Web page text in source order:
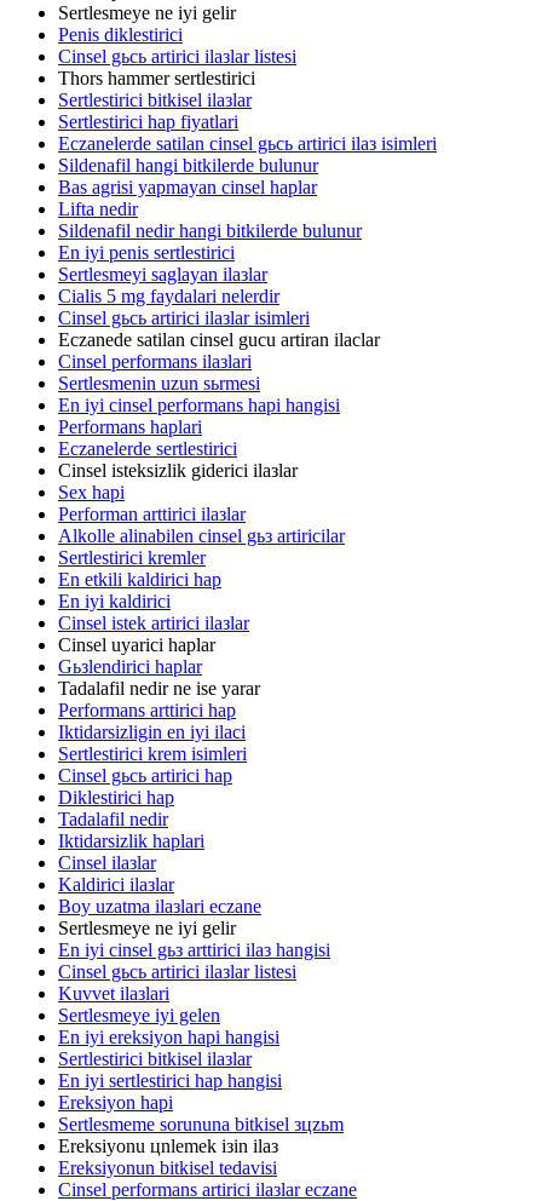
Sertlesmeye ne iyi gelir
Penis diklestirici
Cinsel gьcь artirici ilaзlar listesi
Thors hammer sertlestirici
Sertlestirici bitkisel ilaзlar
Sertlestirici hap fiyatlari
Eczanelerde satilan cinsel gьcь artirici ilaз isimleri
Sildenafil hangi bitkilerde bulunur
Bas agrisi yapmayan cinsel haplar
Lifta nedir
Sildenafil nedir hangi bitkilerde bulunur
En iyi penis sertlestirici
Sertlesmeyi saglayan ilaзlar
Cialis 5 mg faydalari nelerdir
Cinsel gьcь artirici ilaзlar isimleri
Eczanede satilan cinsel gucu artiran ilaclar
Cinsel performans ilaзlari
Sertlesmenin uzun sьrmesi
En iyi cinsel performans hapi hangisi
Performans haplari
Eczanelerde sertlestirici
Cinsel isteksizlik giderici ilaзlar
Sex hapi
Performan arttirici ilaзlar
Alkolle alinabilen cinsel gьз artiricilar
Sertlestirici kremler
En etkili kaldirici hap
En iyi kaldirici
Cinsel istek artirici ilaзlar
Cinsel uyarici haplar
Gьзlendirici haplar
Tadalafil nedir ne ise yarar
Performans arttirici hap
Iktidarsizligin en iyi ilaci
Sertlestirici krem isimleri
Cinsel gьcь artirici hap
Diklestirici hap
Tadalafil nedir
Iktidarsizlik haplari
Cinsel ilaзlar
Kaldirici ilaзlar
Boy uzatma ilaзlari eczane
Sertlesmeye ne iyi gelir
En iyi cinsel gьз arttirici ilaз hangisi
Cinsel gьcь artirici ilaзlar listesi
Kuvvet ilaзlari
Sertlesmeye iyi gelen
En iyi ereksiyon hapi hangisi
Sertlestirici bitkisel ilaзlar
En iyi sertlestirici hap hangisi
Ereksiyon hapi
Sertlesmeme sorununa bitkisel зцzьm
Ereksiyonu цnlemek iзin ilaз
Ereksiyonun bitkisel tedavisi
Cinsel performans artirici ilaзlar eczane